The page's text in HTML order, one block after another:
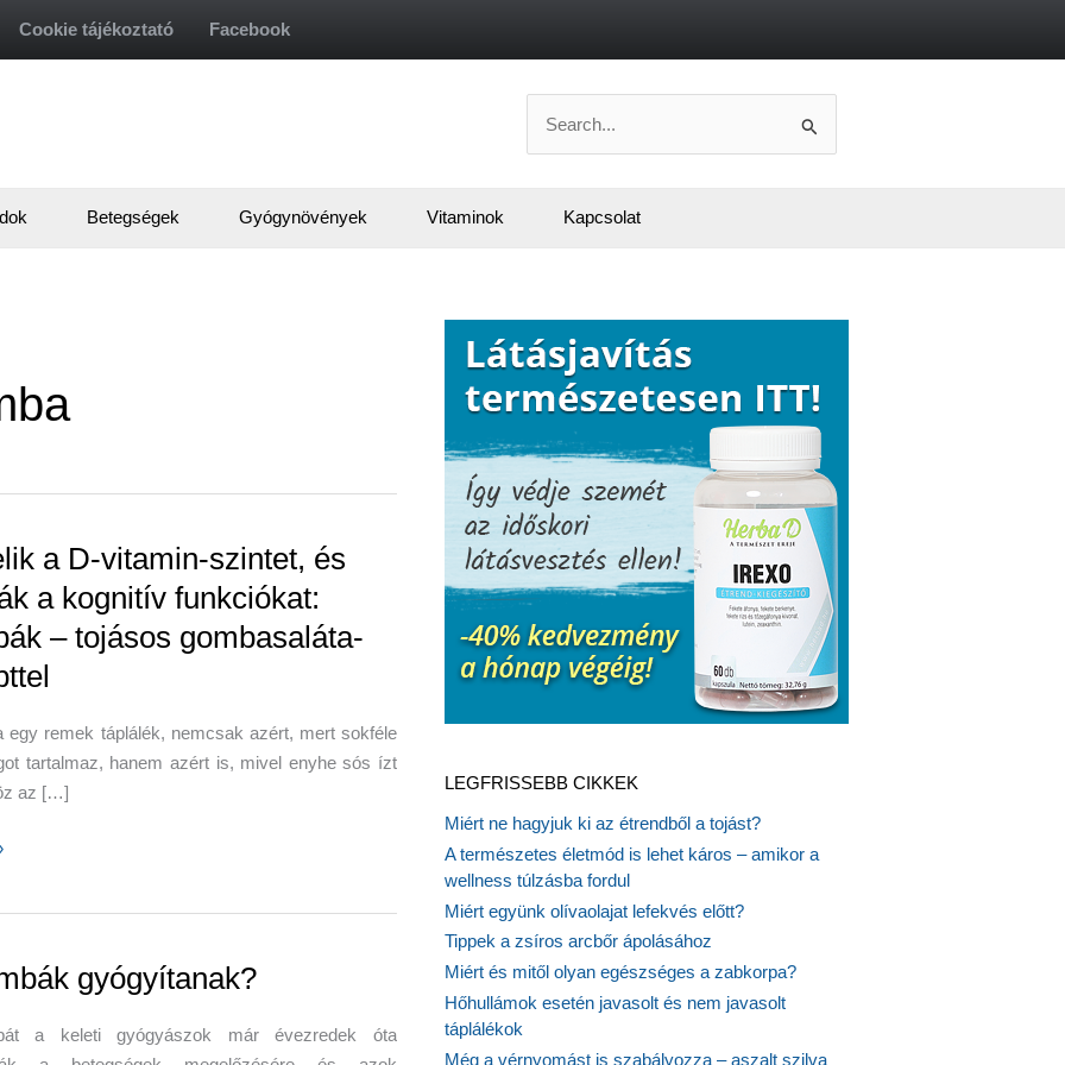
Cookie tájékoztató Facebook
for:
Betegségek Gyógynövények Vitaminok Kapcsolat
a D-vitamin-szintet, és
a kognitív funkciókat:
– tojásos gombasaláta-
egy remek táplálék, nemcsak azért, mert sokféle
tartalmaz, hanem azért is, mivel enyhe sós ízt
az […]
gyógyítanak?
a keleti gyógyászok már évezredek óta
LEGFRISSEBB CIKKEK
Miért ne hagyjuk ki az étrendből a tojást?
A természetes életmód is lehet káros – amikor a
wellness túlzásba fordul
Miért együnk olívaolajat lefekvés előtt?
Tippek a zsíros arcbőr ápolásához
Miért és mitől olyan egészséges a zabkorpa?
Hőhullámok esetén javasolt és nem javasolt
táplálékok
Még a vérnyomást is szabályozza – aszalt szilva